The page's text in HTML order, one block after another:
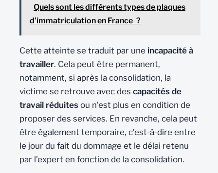
Quels sont les différents types de plaques
d’immatriculation en France ?
Cette atteinte se traduit par une incapacité à
travailler. Cela peut être permanent,
notamment, si après la consolidation, la
victime se retrouve avec des capacités de
travail réduites ou n’est plus en condition de
proposer des services. En revanche, cela peut
être également temporaire, c’est-à-dire entre
le jour du fait du dommage et le délai retenu
par l’expert en fonction de la consolidation.